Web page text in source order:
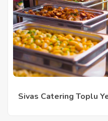
Sivas Catering Toplu